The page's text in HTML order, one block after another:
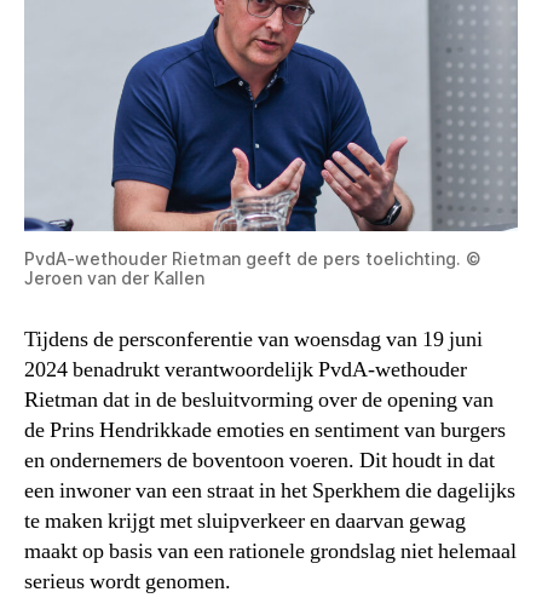
PvdA-wethouder Rietman geeft de pers toelichting. ©
Jeroen van der Kallen
Tijdens de persconferentie van woensdag van 19 juni
2024 benadrukt verantwoordelijk PvdA-wethouder
Rietman dat in de besluitvorming over de opening van
de Prins Hendrikkade emoties en sentiment van burgers
en ondernemers de boventoon voeren. Dit houdt in dat
een inwoner van een straat in het Sperkhem die dagelijks
te maken krijgt met sluipverkeer en daarvan gewag
maakt op basis van een rationele grondslag niet helemaal
serieus wordt genomen.